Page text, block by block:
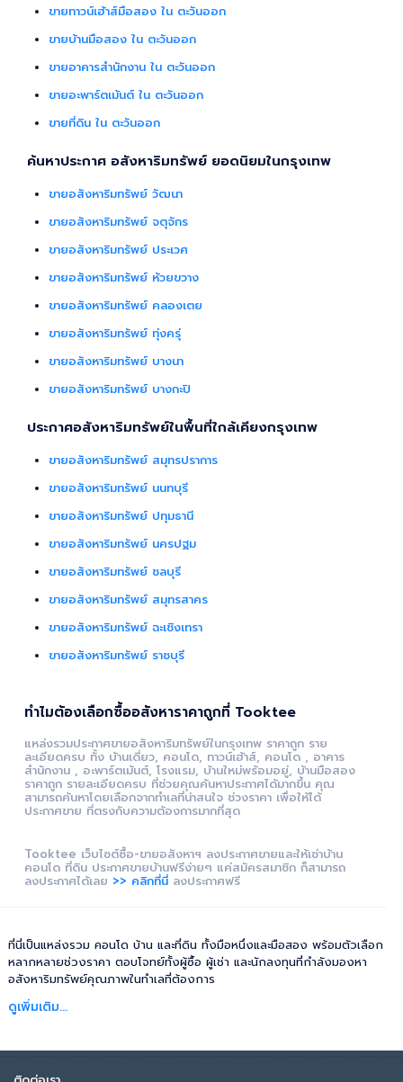
ขายทาวน์เฮ้าส์มือสอง ใน ตะวันออก
ขายบ้านมือสอง ใน ตะวันออก
ขายอาคารสำนักงาน ใน ตะวันออก
ขายอะพาร์ตเม้นต์ ใน ตะวันออก
ขายที่ดิน ใน ตะวันออก
ค้นหาประกาศ อสังหาริมทรัพย์ ยอดนิยมในกรุงเทพ
ขายอสังหาริมทรัพย์ วัฒนา
ขายอสังหาริมทรัพย์ จตุจักร
ขายอสังหาริมทรัพย์ ประเวศ
ขายอสังหาริมทรัพย์ ห้วยขวาง
ขายอสังหาริมทรัพย์ คลองเตย
ขายอสังหาริมทรัพย์ ทุ่งครุ่
ขายอสังหาริมทรัพย์ บางนา
ขายอสังหาริมทรัพย์ บางกะปิ
ประกาศอสังหาริมทรัพย์ในพื้นที่ใกล้เคียงกรุงเทพ
ขายอสังหาริมทรัพย์ สมุทรปราการ
ขายอสังหาริมทรัพย์ นนทบุรี
ขายอสังหาริมทรัพย์ ปทุมธานี
ขายอสังหาริมทรัพย์ นครปฐม
ขายอสังหาริมทรัพย์ ชลบุรี
ขายอสังหาริมทรัพย์ สมุทรสาคร
ขายอสังหาริมทรัพย์ ฉะเชิงเทรา
ขายอสังหาริมทรัพย์ ราชบุรี
ทำไมต้องเลือกซื้ออสังหาราคาถูกที่ Tooktee
แหล่งรวมประกาศขายอสังหาริมทรัพย์ในกรุงเทพ ราคาถูก ราย
ละเอียดครบ ทั้ง บ้านเดี่ยว, คอนโด, ทาวน์เฮ้าส์, คอนโด , อาคาร
สำนักงาน , อะพาร์ตเม้นต์, โรงแรม, บ้านใหม่พร้อมอยู่, บ้านมือสอง
ราคาถูก รายละเอียดครบ ที่ช่วยคุณค้นหาประกาศได้มากขึ้น คุณ
สามารถค้นหาโดยเลือกจากทำเลที่น่าสนใจ ช่วงราคา เพื่อให้ได้
ประกาศขาย ที่ตรงกับความต้องการมากที่สุด
Tooktee เว็บไซต์ซื้อ-ขายอสังหาฯ ลงประกาศขายและให้เช่าบ้าน
คอนโด ที่ดิน ประกาศขายบ้านฟรีง่ายๆ แค่สมัครสมาชิก ก็สามารถ
ลงประกาศได้เลย >> คลิกที่นี่ ลงประกาศฟรี
ที่นี่เป็นแหล่งรวม คอนโด บ้าน และที่ดิน ทั้งมือหนึ่งและมือสอง พร้อมตัวเลือก
หลากหลายช่วงราคา ตอบโจทย์ทั้งผู้ซื้อ ผู้เช่า และนักลงทุนที่กำลังมองหา
อสังหาริมทรัพย์คุณภาพในทำเลที่ต้องการ
ดูเพิ่มเติม...